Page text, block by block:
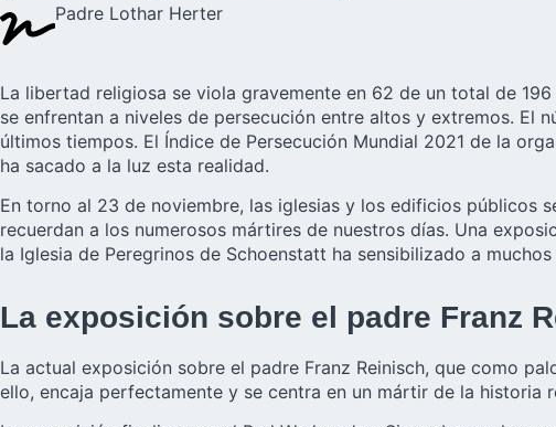
Padre Lothar Herter
La libertad religiosa se viola gravemente en 62 de un total de
se enfrentan a niveles de persecución entre altos y extremos. El
últimos tiempos. El Índice de Persecución Mundial 2021 de la
ha sacado a la luz esta realidad.
En torno al 23 de noviembre, las iglesias y los edificios públicos
recuerdan a los numerosos mártires de nuestros días. Una
la Iglesia de Peregrinos de Schoenstatt ha sensibilizado a
La exposición sobre el padre Franz
La actual exposición sobre el padre Franz Reinisch, que como
ello, encaja perfectamente y se centra en un mártir de la historia